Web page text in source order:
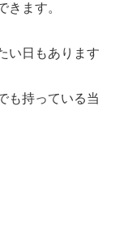
きます。
い日もあります
も持っている当